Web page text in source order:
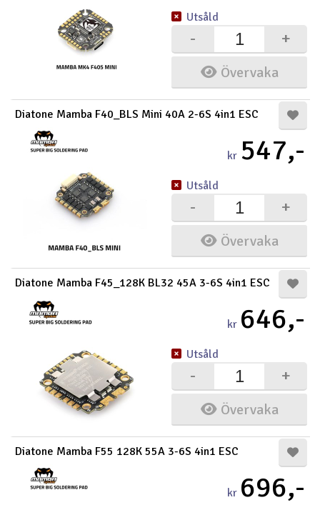
Övervaka
+
-
Utsåld
Diatone Mamba F40_BLS Mini 40A 2-6S 4in1 ESC
kr 547,-
Övervaka
+
-
Utsåld
Diatone Mamba F45_128K BL32 45A 3-6S 4in1 ESC
kr 646,-
Övervaka
+
-
Utsåld
Diatone Mamba F55 128K 55A 3-6S 4in1 ESC
kr 696,-